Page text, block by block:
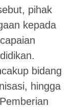
pihak
kepada
bidang
hingga